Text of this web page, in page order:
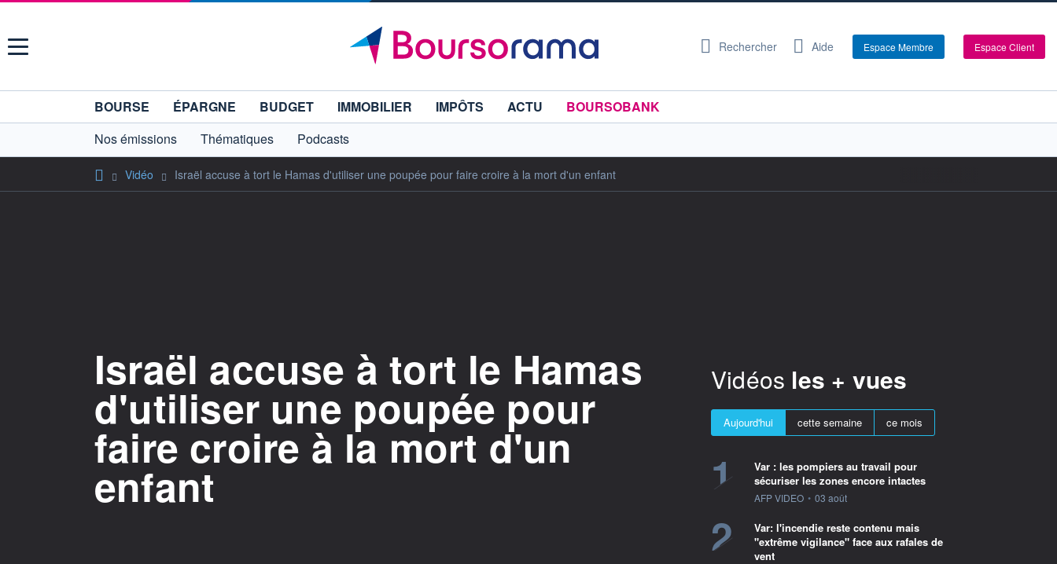
Menu Rechercher Aide Espace Membre Espace Client
BOURSE ÉPARGNE BUDGET IMMOBILIER IMPÔTS ACTU
BOURSOBANK
Nos émissions
Thématiques Podcasts
Vidéo Israël accuse à tort le Hamas d'utiliser une poupée pour faire croire à la mort d'un enfant
Israël accuse à tort le Hamas
d'utiliser une poupée pour
faire croire à la mort d'un
enfant
Vidéos les + vues
Aujourd'hui cette semaine ce mois
1
Var : les pompiers au travail pour
sécuriser les zones encore intactes
information fournie par
AFP VIDEO • 03 août
2
Var: l'incendie reste contenu mais
"extrême vigilance" face aux rafales de
vent